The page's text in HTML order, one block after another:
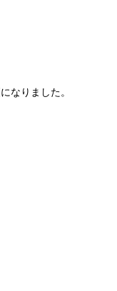
なりました。